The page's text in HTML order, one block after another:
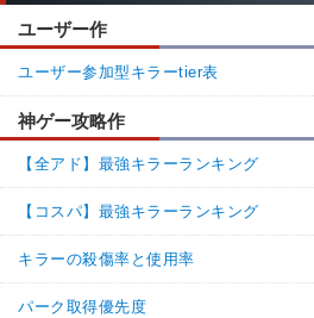
ユーザー作
ユーザー参加型キラーtier表
神ゲー攻略作
【全アド】最強キラーランキング
【コスパ】最強キラーランキング
キラーの殺傷率と使用率
パーク取得優先度